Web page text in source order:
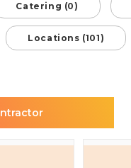
Catering (0)
Locations (101)